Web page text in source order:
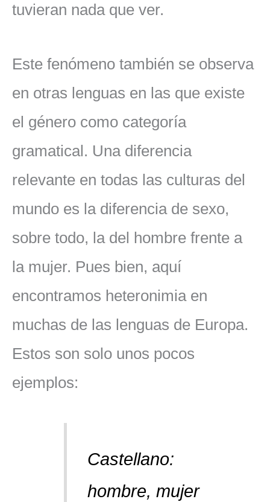
tuvieran nada que ver.
Este fenómeno también se observa
en otras lenguas en las que existe
el género como categoría
gramatical. Una diferencia
relevante en todas las culturas del
mundo es la diferencia de sexo,
sobre todo, la del hombre frente a
la mujer. Pues bien, aquí
encontramos heteronimia en
muchas de las lenguas de Europa.
Estos son solo unos pocos
ejemplos:
Castellano:
hombre, mujer